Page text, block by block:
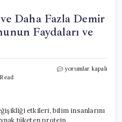
Daha Fazla Demir
Faydaları ve
Yüzde
Fazla
Demir
yorumlar kapalı
etkileri, bilim insanlarını
tüketen protein